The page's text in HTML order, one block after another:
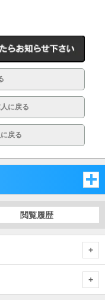
に戻る
戻る
閲覧履歴